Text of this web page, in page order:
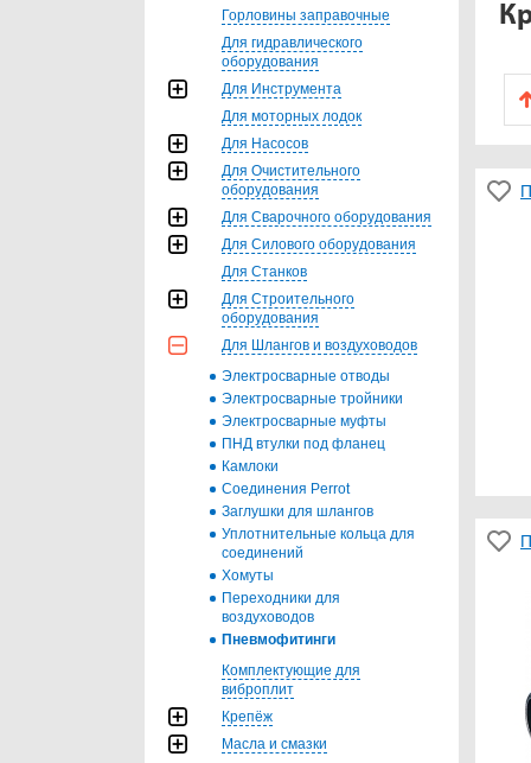
Горловины заправочные
Для гидравлического
оборудования
Для Инструмента
Для моторных лодок
Для Насосов
Для Очистительного
оборудования
Для Сварочного оборудования
Для Силового оборудования
Для Станков
Для Строительного
оборудования
Для Шлангов и воздуховодов
Электросварные отводы
Электросварные тройники
Электросварные муфты
ПНД втулки под фланец
Камлоки
Соединения Perrot
Заглушки для шлангов
Уплотнительные кольца для
соединений
Хомуты
Переходники для
воздуховодов
Пневмофитинги
Комплектующие для
виброплит
Крепёж
Масла и смазки